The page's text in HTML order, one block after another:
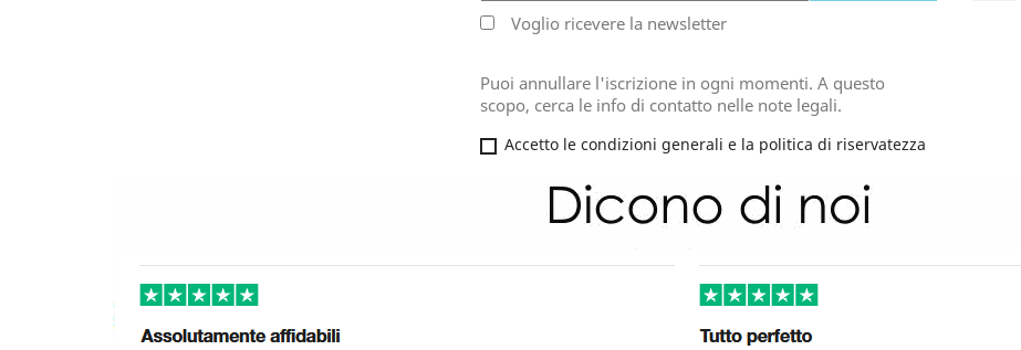
Voglio ricevere la newsletter
Puoi annullare l'iscrizione in ogni momenti. A questo
scopo, cerca le info di contatto nelle note legali.
Accetto le condizioni generali e la politica di riservatezza